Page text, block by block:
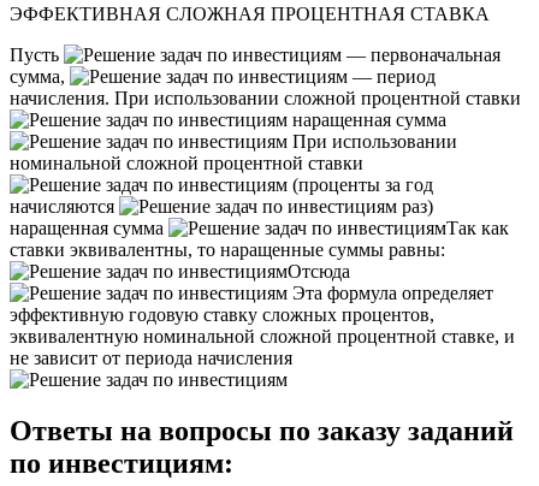
ЭФФЕКТИВНАЯ СЛОЖНАЯ ПРОЦЕНТНАЯ СТАВКА
Пусть
— первоначальная
сумма,
— период
начисления. При использовании сложной процентной ставки
наращенная сумма
При использовании
номинальной сложной процентной ставки
(проценты за год
начисляются
раз)
наращенная сумма
Так как
ставки эквивалентны, то наращенные суммы равны:
Отсюда
Эта формула определяет
эффективную годовую ставку сложных процентов,
эквивалентную номинальной сложной процентной ставке, и
не зависит от периода начисления
Ответы на вопросы по заказу заданий
по инвестициям: